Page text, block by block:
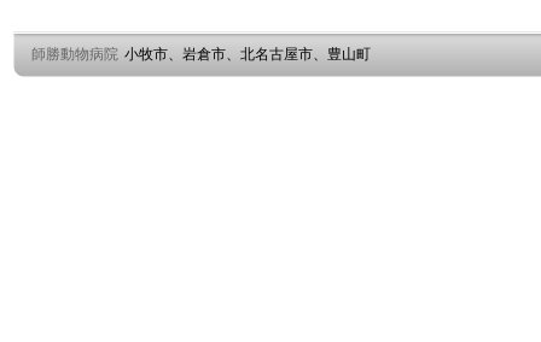
師勝動物病院 小牧市、岩倉市、北名古屋市、豊山町